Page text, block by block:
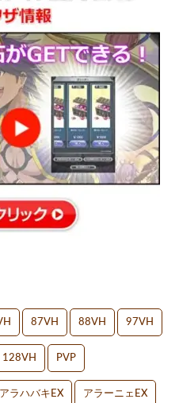
87VH 88VH 97VH
128VH PVP
アラハバキEX アラーニェEX